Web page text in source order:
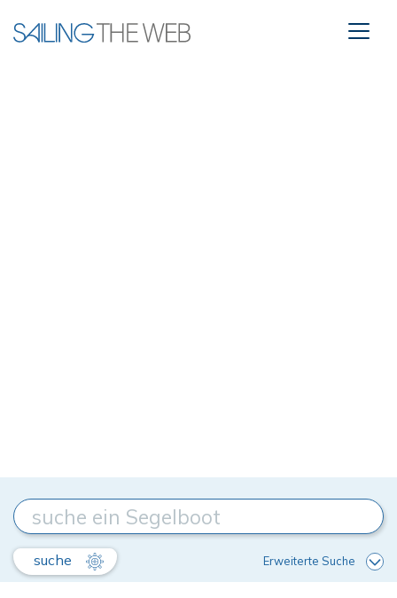
suche Erweiterte Suche